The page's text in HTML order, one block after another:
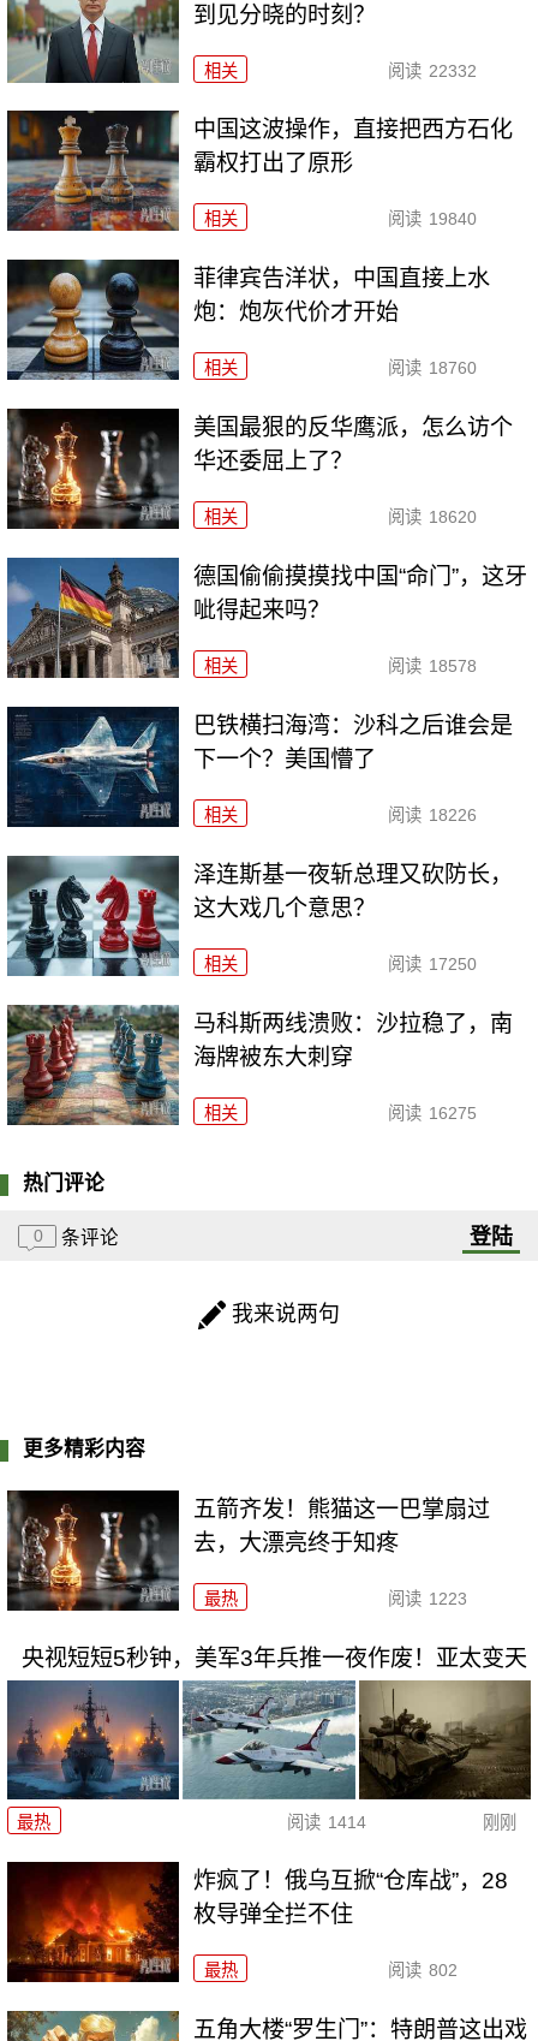
到见分晓的时刻？
相关 阅读 22332
中国这波操作，直接把西方石化
霸权打出了原形
相关 阅读 19840
菲律宾告洋状，中国直接上水
炮：炮灰代价才开始
相关 阅读 18760
美国最狠的反华鹰派，怎么访个
华还委屈上了？
相关 阅读 18620
德国偷偷摸摸找中国“命门”，这牙
呲得起来吗？
相关 阅读 18578
巴铁横扫海湾：沙科之后谁会是
下一个？美国懵了
相关 阅读 18226
泽连斯基一夜斩总理又砍防长，
这大戏几个意思？
相关 阅读 17250
马科斯两线溃败：沙拉稳了，南
海牌被东大刺穿
相关 阅读 16275
热门评论
0 条评论 登陆
我来说两句
更多精彩内容
五箭齐发！熊猫这一巴掌扇过
去，大漂亮终于知疼
最热 阅读 1223
央视短短5秒钟，美军3年兵推一夜作废！亚太变天
最热 阅读 1414 刚刚
炸疯了！俄乌互掀“仓库战”，28
枚导弹全拦不住
最热 阅读 802
五角大楼“罗生门”：特朗普这出戏